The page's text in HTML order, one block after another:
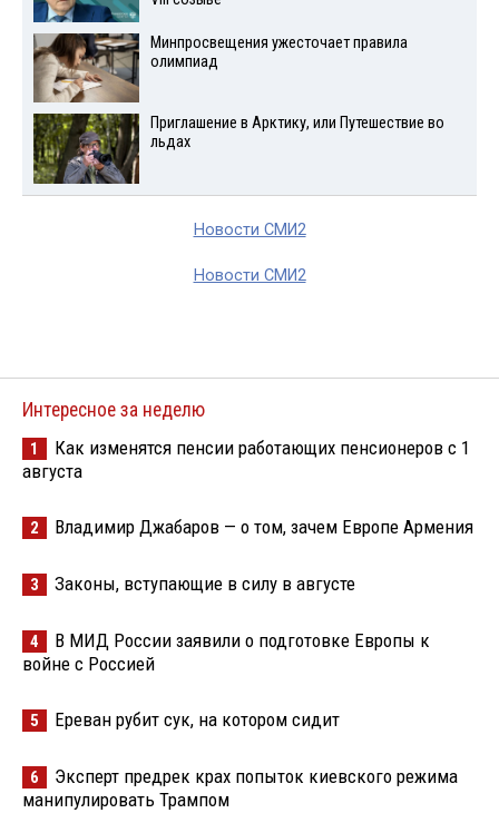
Минпросвещения ужесточает правила
олимпиад
Приглашение в Арктику, или Путешествие во
льдах
Новости СМИ2
Новости СМИ2
Интересное за неделю
1
Как изменятся пенсии работающих пенсионеров с 1
августа
2 Владимир Джабаров — о том, зачем Европе Армения
3 Законы, вступающие в силу в августе
4
В МИД России заявили о подготовке Европы к
войне с Россией
5 Ереван рубит сук, на котором сидит
6
Эксперт предрек крах попыток киевского режима
манипулировать Трампом